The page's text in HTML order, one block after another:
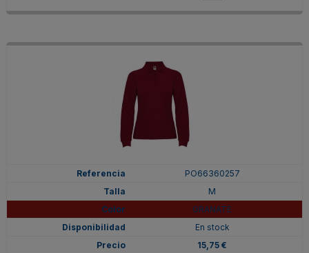
PO66360257
M
GRANATE
En stock
15,75 €